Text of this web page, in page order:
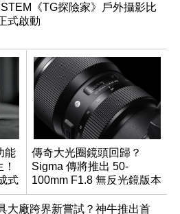
《TG探險家》戶外攝影比
式啟動
能
式
傳奇大光圈鏡頭回歸？
Sigma 傳將推出 50-
100mm F1.8 無反光鏡版本
大廠跨界新嘗試？神牛推出首